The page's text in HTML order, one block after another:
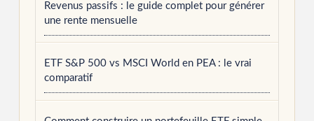
Revenus passifs : le guide complet pour générer
une rente mensuelle
ETF S&P 500 vs MSCI World en PEA : le vrai
comparatif